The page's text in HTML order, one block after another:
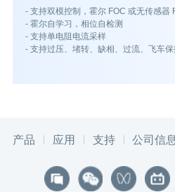
- 支持双模控制，霍尔 FOC 或无传感器
- 霍尔自学习，相位自检测
- 支持单电阻电流采样
- 支持过压、堵转、缺相、过流、飞车保
产品 应用 支持 公司信息